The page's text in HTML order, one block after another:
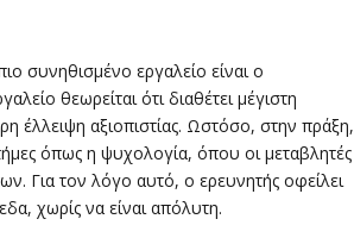
συνηθισμένο εργαλείο είναι ο
θεωρείται ότι διαθέτει μέγιστη
έλλειψη αξιοπιστίας. Ωστόσο, στην πράξη,
όπως η ψυχολογία, όπου οι μεταβλητές
Για τον λόγο αυτό, ο ερευνητής οφείλει
χωρίς να είναι απόλυτη.